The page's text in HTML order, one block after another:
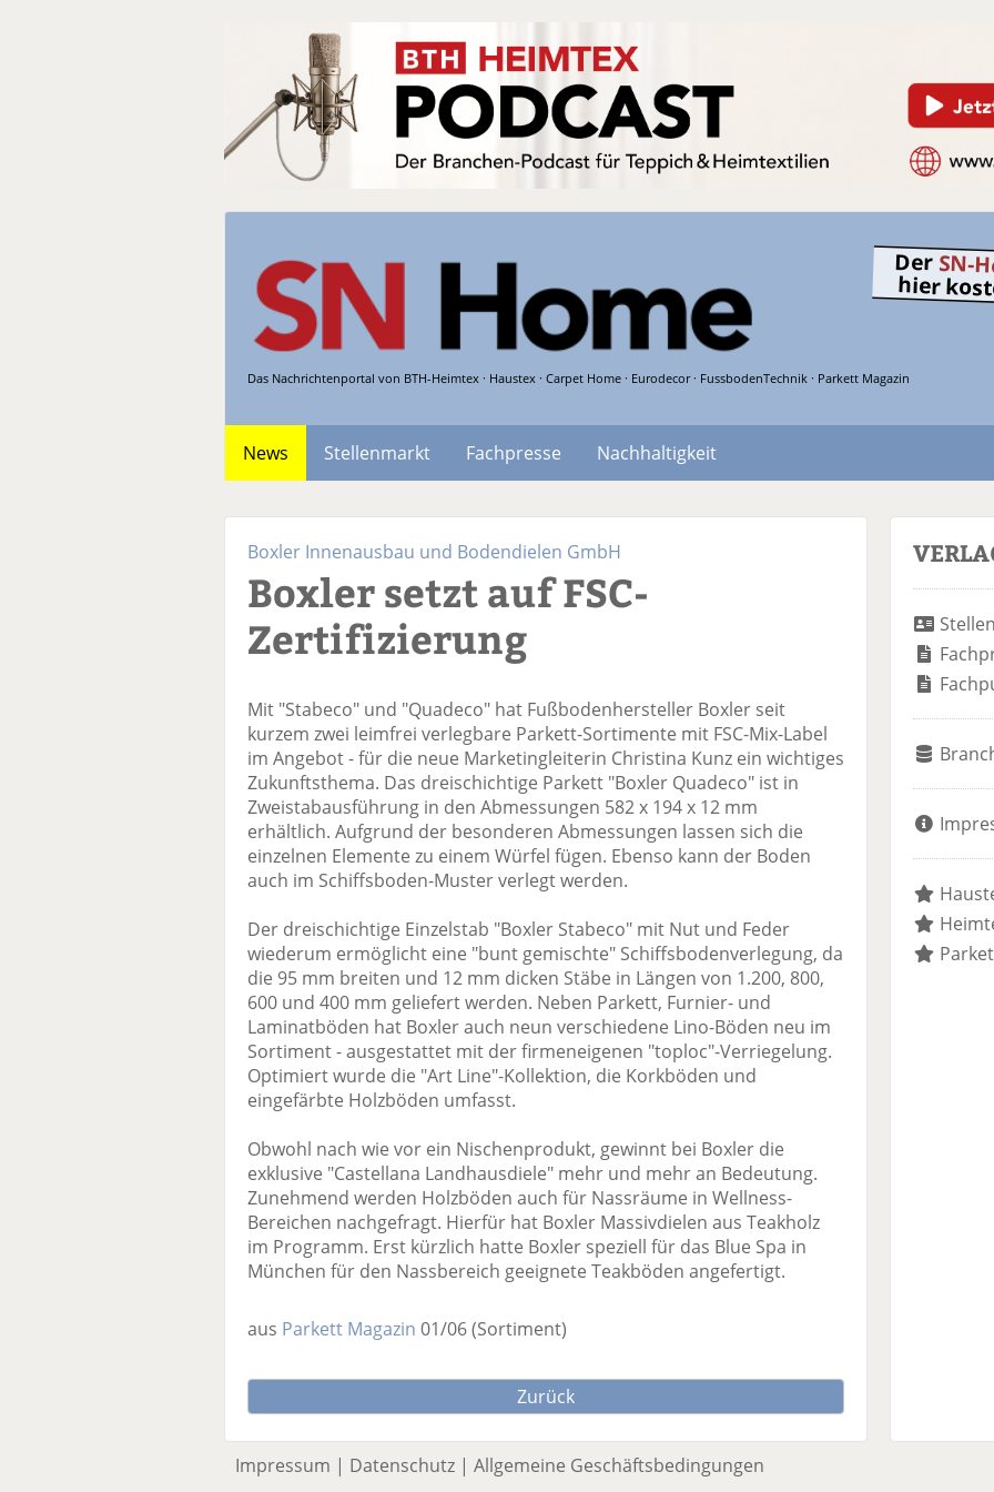
Das Nachrichtenportal von BTH-Heimtex · Haustex · Carpet Home · Eurodecor · FussbodenTechnik · Parkett Magazin
Der SN-
hier
News Stellenmarkt Fachpresse
Nachhaltigkeit
Boxler Innenausbau und Bodendielen GmbH
Boxler setzt auf FSC-
Zertifizierung
Mit "Stabeco" und "Quadeco" hat Fußbodenhersteller Boxler seit
kurzem zwei leimfrei verlegbare Parkett-Sortimente mit FSC-Mix-Label
im Angebot - für die neue Marketingleiterin Christina Kunz ein wichtiges
Zukunftsthema. Das dreischichtige Parkett "Boxler Quadeco" ist in
Zweistabausführung in den Abmessungen 582 x 194 x 12 mm
erhältlich. Aufgrund der besonderen Abmessungen lassen sich die
einzelnen Elemente zu einem Würfel fügen. Ebenso kann der Boden
auch im Schiffsboden-Muster verlegt werden.
Der dreischichtige Einzelstab "Boxler Stabeco" mit Nut und Feder
wiederum ermöglicht eine "bunt gemischte" Schiffsbodenverlegung, da
die 95 mm breiten und 12 mm dicken Stäbe in Längen von 1.200, 800,
600 und 400 mm geliefert werden. Neben Parkett, Furnier- und
Laminatböden hat Boxler auch neun verschiedene Lino-Böden neu im
Sortiment - ausgestattet mit der firmeneigenen "toploc"-Verriegelung.
Optimiert wurde die "Art Line"-Kollektion, die Korkböden und
eingefärbte Holzböden umfasst.
Obwohl nach wie vor ein Nischenprodukt, gewinnt bei Boxler die
exklusive "Castellana Landhausdiele" mehr und mehr an Bedeutung.
Zunehmend werden Holzböden auch für Nassräume in Wellness-
Bereichen nachgefragt. Hierfür hat Boxler Massivdielen aus Teakholz
im Programm. Erst kürzlich hatte Boxler speziell für das Blue Spa in
München für den Nassbereich geeignete Teakböden angefertigt.
aus Parkett Magazin 01/06(Sortiment)
Zurück
Impressum | Datenschutz | Allgemeine Geschäftsbedingungen